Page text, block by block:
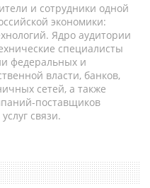
и сотрудники одной
экономики:
Ядро аудитории
специалисты
федеральных и
власти, банков,
сетей, а также
поставщиков
связи.